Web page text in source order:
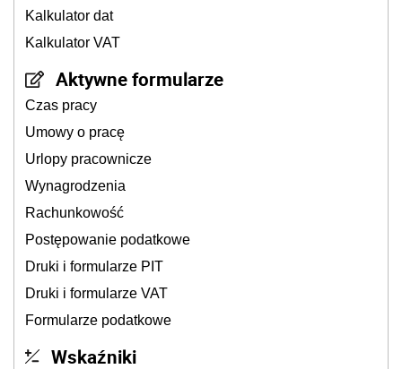
Kalkulator dat
Kalkulator VAT
Aktywne formularze
Czas pracy
Umowy o pracę
Urlopy pracownicze
Wynagrodzenia
Rachunkowość
Postępowanie podatkowe
Druki i formularze PIT
Druki i formularze VAT
Formularze podatkowe
Wskaźniki